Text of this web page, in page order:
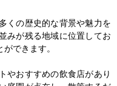
くの歴史的な背景や魅力を
みが残る地域に位置してお
できます。
やおすすめの飲食店があり